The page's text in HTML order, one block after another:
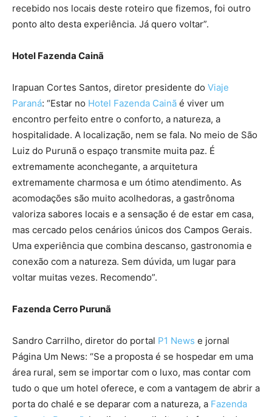
recebido nos locais deste roteiro que fizemos, foi outro
ponto alto desta experiência. Já quero voltar”.
Hotel Fazenda Cainã
Irapuan Cortes Santos, diretor presidente do Viaje
Paraná: “Estar no Hotel Fazenda Cainã é viver um
encontro perfeito entre o conforto, a natureza, a
hospitalidade. A localização, nem se fala. No meio de São
Luiz do Purunã o espaço transmite muita paz. É
extremamente aconchegante, a arquitetura
extremamente charmosa e um ótimo atendimento. As
acomodações são muito acolhedoras, a gastrônoma
valoriza sabores locais e a sensação é de estar em casa,
mas cercado pelos cenários únicos dos Campos Gerais.
Uma experiência que combina descanso, gastronomia e
conexão com a natureza. Sem dúvida, um lugar para
voltar muitas vezes. Recomendo”.
Fazenda Cerro Purunã
Sandro Carrilho, diretor do portal P1 News e jornal
Página Um News: “Se a proposta é se hospedar em uma
área rural, sem se importar com o luxo, mas contar com
tudo o que um hotel oferece, e com a vantagem de abrir a
porta do chalé e se deparar com a natureza, a Fazenda